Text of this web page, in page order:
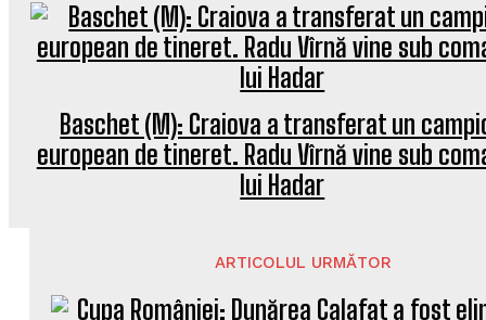
Baschet (M): Craiova a transferat un
european de tineret. Radu Vîrnă vine sub
lui Hadar
ARTICOLUL URMĂTOR